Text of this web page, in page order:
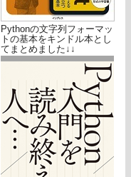
Pythonの文字列フォーマッ
トの基本をキンドル本とし
てまとめました↓↓